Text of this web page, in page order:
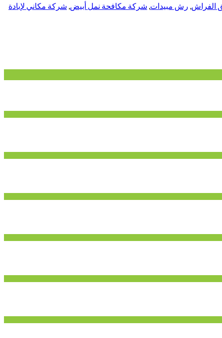
الفراش رش مبيدات شركة مكافحة نمل أبيض شركة مكاني لإبادة